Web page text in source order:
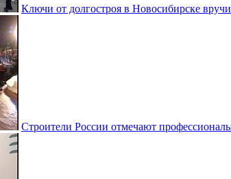
Ключи от долгостроя в Новосибирске
Строители России отмечают